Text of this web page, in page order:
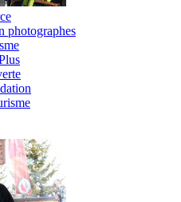
photographes